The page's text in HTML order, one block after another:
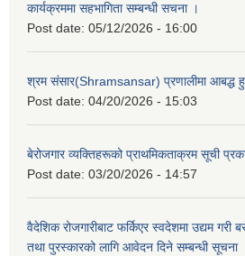
कार्यक्रममा सहभागिता सम्बन्धी सचना ।
Post date: 05/12/2026 - 16:00
श्रम संसार(Shramsansar) प्रणालीमा आबद्ध
Post date: 04/20/2026 - 15:03
बेरोजगार व्यक्तिहरूको प्राथमिकताक्रम सूची
Post date: 03/20/2026 - 14:57
वैदेशिक रोजगारीबाट फर्किएर स्वदेशमा उद्यम गरी
तथा पुरस्कारको लागि आवेदन दिने सम्बन्धी सूचना